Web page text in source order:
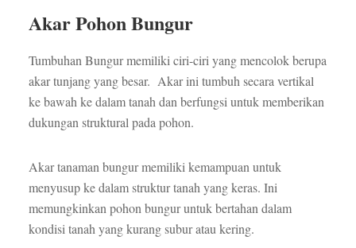
Akar Pohon Bungur
Tumbuhan Bungur memiliki ciri-ciri yang mencolok berupa
akar tunjang yang besar. Akar ini tumbuh secara vertikal
ke bawah ke dalam tanah dan berfungsi untuk memberikan
dukungan struktural pada pohon.
Akar tanaman bungur memiliki kemampuan untuk
menyusup ke dalam struktur tanah yang keras. Ini
memungkinkan pohon bungur untuk bertahan dalam
kondisi tanah yang kurang subur atau kering.